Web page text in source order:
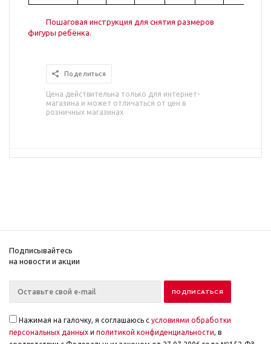
Пошаговая инструкция для снятия размеров
фигуры ребёнка.
Поделиться
Цена действительна только для интернет-
магазина и может отличаться от цен в
розничных магазинах
Подписывайтесь
на новости и акции
Нажимая на галочку, я соглашаюсь с условиями обработки
персональных данных и политикой конфиденциальности, в